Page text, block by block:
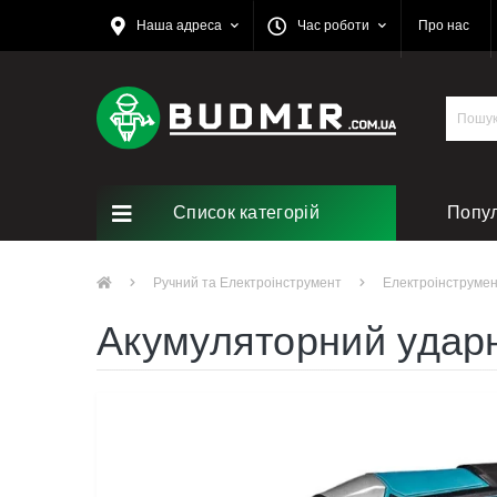
Наша адреса Час роботи Про нас
Список категорій
Ручний та Електроінструмент
Акумуляторний